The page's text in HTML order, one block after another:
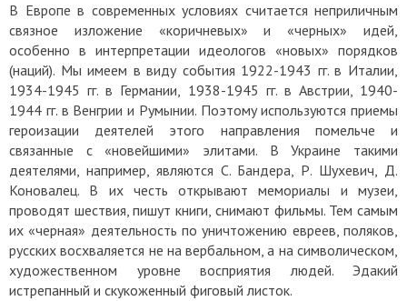
В Европе в современных условиях считается неприличным
связное изложение «коричневых» и «черных» идей,
особенно в интерпретации идеологов «новых» порядков
(наций). Мы имеем в виду события 1922-1943 гг. в Италии,
1934-1945 гг. в Германии, 1938-1945 гг. в Австрии, 1940-
1944 гг. в Венгрии и Румынии. Поэтому используются приемы
героизации деятелей этого направления помельче и
связанные с «новейшими» элитами. В Украине такими
деятелями, например, являются С. Бандера, Р. Шухевич, Д.
Коновалец. В их честь открывают мемориалы и музеи,
проводят шествия, пишут книги, снимают фильмы. Тем самым
их «черная» деятельность по уничтожению евреев, поляков,
русских восхваляется не на вербальном, а на символическом,
художественном уровне восприятия людей. Эдакий
истрепанный и скукоженный фиговый листок.